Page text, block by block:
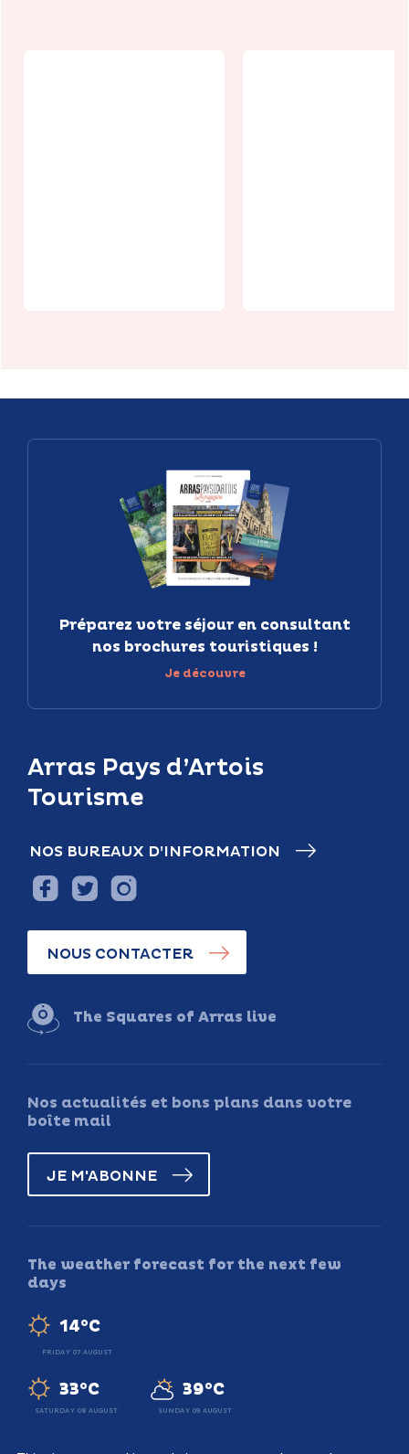
Arras Pays d’Artois
Tourisme
NOS BUREAUX D’INFORMATION
NOUS CONTACTER
The Squares of Arras live
Nos actualités et bons plans dans votre
boîte mail
JE M'ABONNE
The weather forecast for the next few
days
14°C
FRIDAY 07 AUGUST
33°C
SATURDAY 08 AUGUST
39°C
SUNDAY 09 AUGUST
Préparez votre séjour en consultant
nos brochures touristiques !
Je découvre